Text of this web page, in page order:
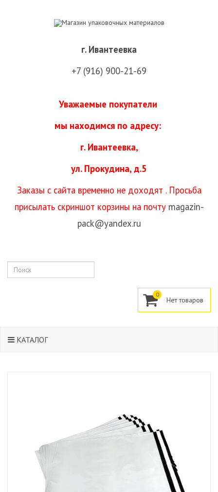
г. Ивантеевка
+7 (916) 900-21-69
Уважаемые покупатели
мы находимся по адресу:
г. Ивантеевка,
ул. Прокудина, д.5
Заказы с сайта временно не доходят . Просьба
присылать скриншот корзины на почту magazin-
pack@yandex.ru
Поиск
0
КАТАЛОГ